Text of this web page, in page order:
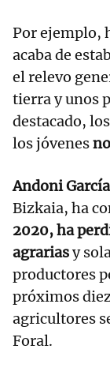
Por ejemplo,
acaba de
el relevo
tierra y unos
destacado,
los jóvenes
Andoni García
Bizkaia, ha
2020, ha
agrariasy
productores
próximos
agricultores
Foral.